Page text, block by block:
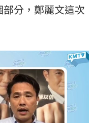
分，鄭麗文這次